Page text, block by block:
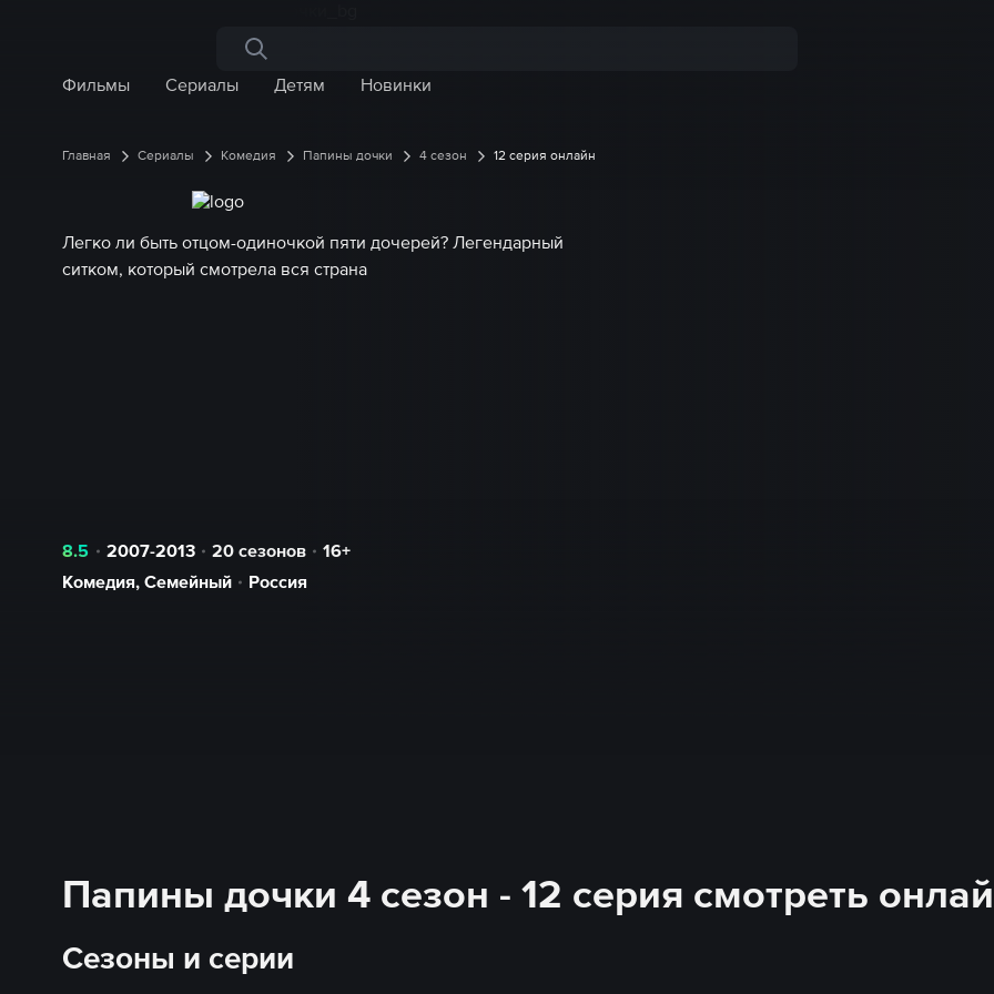
Поиск по сайту
Фильмы
Сериалы Детям Новинки
Главная Сериалы Комедия Папины дочки 4 сезон 12 серия онлайн
Легко ли быть отцом-одиночкой пяти дочерей? Легендарный
ситком, который смотрела вся страна
8.5 2007-2013 20 сезонов
16+
Комедия, Семейный Россия
Папины дочки 4 сезон - 12 серия смотреть
Сезоны и серии